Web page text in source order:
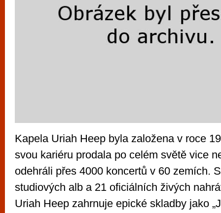
Kapela Uriah Heep byla založena v roce
svou kariéru prodala po celém světě vice
odehráli přes 4000 koncertů v 60 zemích.
studiových alb a 21 oficiálních živých
Uriah Heep zahrnuje epické skladby jako